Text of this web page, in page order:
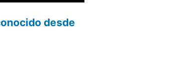
desde